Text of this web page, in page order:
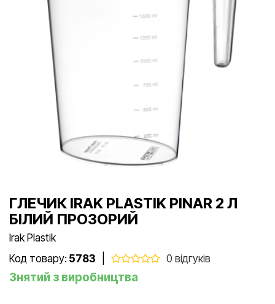
ГЛЕЧИК IRAK PLASTIK PINAR 2 Л
БІЛИЙ ПРОЗОРИЙ
Irak Plastik
Код товару: 5783 0 відгуків
Знятий з виробництва